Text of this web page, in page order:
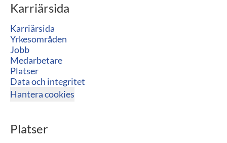
Karriärsida
Karriärsida
Yrkesområden
Jobb
Medarbetare
Platser
Data och integritet
Hantera cookies
Platser